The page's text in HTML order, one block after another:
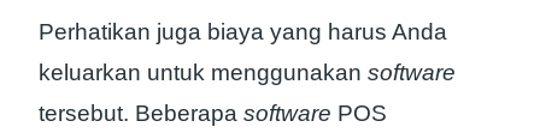
Perhatikan juga biaya yang harus Anda
keluarkan untuk menggunakan software
tersebut. Beberapa software POS